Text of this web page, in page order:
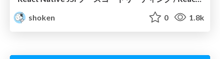
shoken
0 1.8k